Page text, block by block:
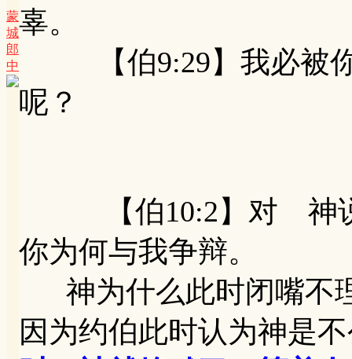
蒙
城
郎
中
辜。
【伯9:29】我必被你
呢？
【伯10:2】对 神说
你为何与我争辩。
神为什么此时闭嘴不
因为约伯此时认为神是